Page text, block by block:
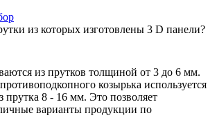
из которых изготовлены 3 D панели?
из прутков толщиной от 3 до 6 мм.
козырька используется
прутка 8 - 16 мм. Это позволяет
варианты продукции по